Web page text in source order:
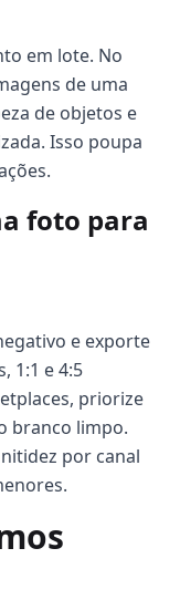
em lote. No
de uma
de objetos e
Isso poupa
foto para
e exporte
1:1 e 4:5
priorize
branco limpo.
por canal